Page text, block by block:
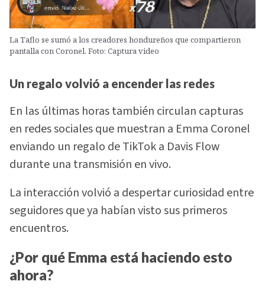
La Taflo se sumó a los creadores hondureños que compartieron
pantalla con Coronel. Foto: Captura video
Un regalo volvió a encender las redes
En las últimas horas también circulan capturas
en redes sociales que muestran a Emma Coronel
enviando un regalo de TikTok a Davis Flow
durante una transmisión en vivo.
La interacción volvió a despertar curiosidad entre
seguidores que ya habían visto sus primeros
encuentros.
¿Por qué Emma está haciendo esto
ahora?